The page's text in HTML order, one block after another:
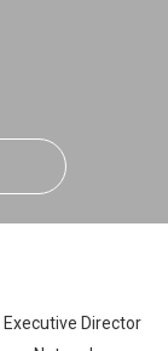
Director